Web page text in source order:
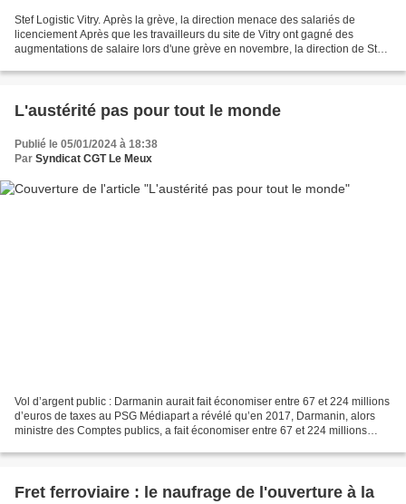
Stef Logistic Vitry. Après la grève, la direction menace des salariés de
licenciement Après que les travailleurs du site de Vitry ont gagné des
augmentations de salaire lors d'une grève en novembre, la direction de Stef
L'austérité pas pour tout le monde
Publié le 05/01/2024 à 18:38
Par Syndicat CGT Le Meux
Vol d’argent public : Darmanin aurait fait économiser entre 67 et 224 millions
d’euros de taxes au PSG Médiapart a révélé qu’en 2017, Darmanin, alors
ministre des Comptes publics, a fait économiser entre 67 et 224 millions
Fret ferroviaire : le naufrage de l'ouverture à la